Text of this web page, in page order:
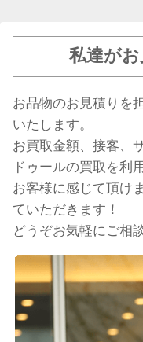
私達が
お品物のお見積りを
いたします。
お買取金額、接客、
ドゥールの買取を利
お客様に感じて頂け
ていただきます！
どうぞお気軽にご相